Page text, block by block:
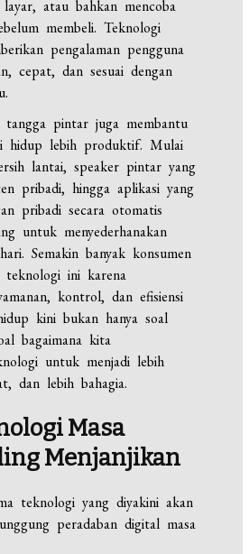
atau bahkan mencoba
membeli. Teknologi
pengalaman pengguna
cepat, dan sesuai dengan
tangga pintar juga membantu
hidup lebih produktif. Mulai
lantai, speaker pintar yang
pribadi, hingga aplikasi yang
pribadi secara otomatis
untuk menyederhanakan
Semakin banyak konsumen
teknologi ini karena
kontrol, dan efisiensi
kini bukan hanya soal
bagaimana kita
untuk menjadi lebih
dan lebih bahagia.
Masa
Menjanjikan
teknologi yang diyakini akan
peradaban digital masa